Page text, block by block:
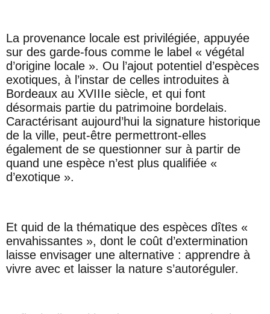
La provenance locale est privilégiée, appuyée
sur des garde-fous comme le label « végétal
d’origine locale ». Ou l’ajout potentiel d’espèces
exotiques, à l’instar de celles introduites à
Bordeaux au XVIIIe siècle, et qui font
désormais partie du patrimoine bordelais.
Caractérisant aujourd’hui la signature historique
de la ville, peut-être permettront-elles
également de se questionner sur à partir de
quand une espèce n’est plus qualifiée «
d’exotique ».
Et quid de la thématique des espèces dîtes «
envahissantes », dont le coût d’extermination
laisse envisager une alternative : apprendre à
vivre avec et laisser la nature s’autoréguler.